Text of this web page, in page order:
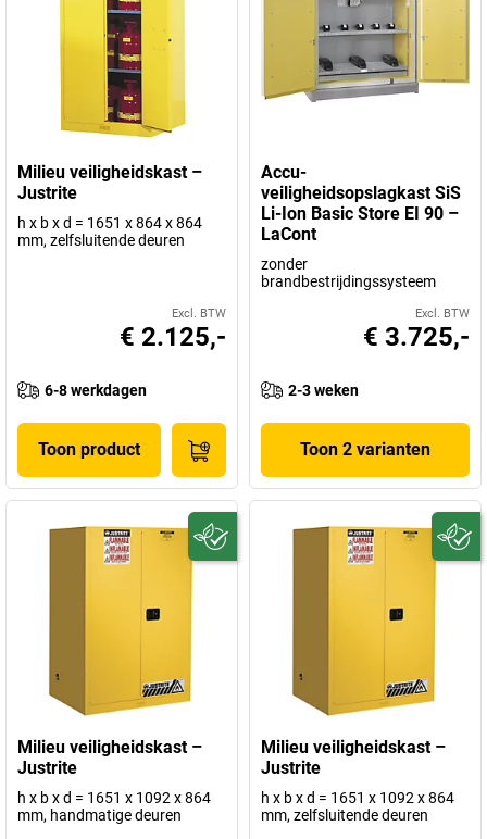
Milieu veiligheidskast –
Justrite
h x b x d = 1651 x 864 x 864
mm, zelfsluitende deuren
Excl. BTW
€ 2.125,-
6-8 werkdagen
Toon product
Accu-
veiligheidsopslagkast SiS
Li-Ion Basic Store EI 90 –
LaCont
zonder
brandbestrijdingssysteem
Excl. BTW
€ 3.725,-
2-3 weken
Toon 2 varianten
Milieu veiligheidskast –
Justrite
h x b x d = 1651 x 1092 x 864
mm, handmatige deuren
Milieu veiligheidskast –
Justrite
h x b x d = 1651 x 1092 x 864
mm, zelfsluitende deuren